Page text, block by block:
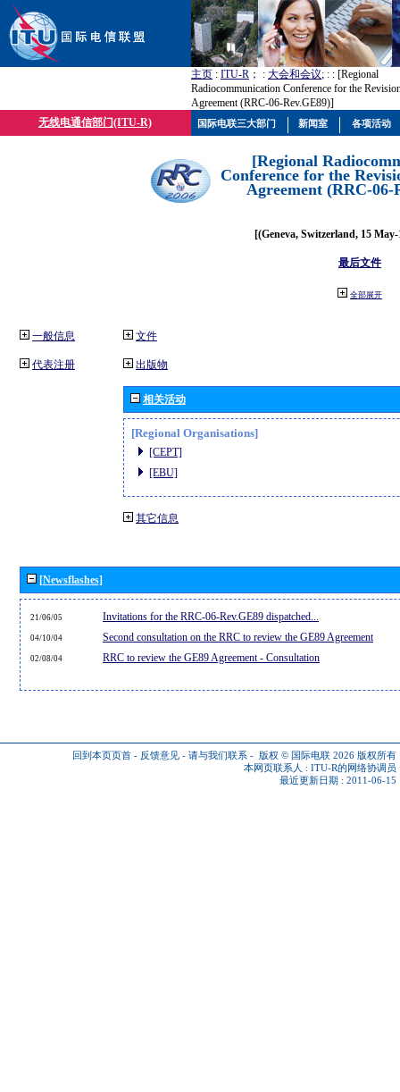
主页 : ITU-R ； : 大会和会议; : : [Regional
Radiocommunication Conference for the
Agreement (RRC-06-Rev.GE89)]
无线电通信部门(ITU-R)
[Regional
Conference for the
Agreement (RRC-06-
[(Geneva, Switzerland, 15
最后文件
全部展开
一般信息
代表注册
文件
出版物
相关活动
[Regional Organisations]
[CEPT]
[EBU]
其它信息
[Newsflashes]
21/06/05 Invitations for the RRC-06-Rev.GE89 dispatched...
04/10/04 Second consultation on the RRC to review the GE89 Agreement
02/08/04 RRC to review the GE89 Agreement - Consultation
回到本页页首 - 反馈意见 - 请与我们联系 - 版权 © 国际电联 2026 版权所有
本网页联系人 : ITU-R的网络协调员
最近更新日期 : 2011-06-15
国际电联三大部门 新闻室 各项活动